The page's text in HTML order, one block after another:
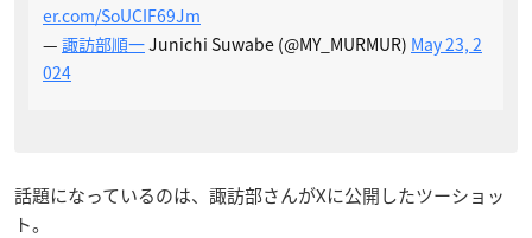
er.com/SoUCIF69Jm
— 諏訪部順一Junichi Suwabe (@MY_MURMUR) May 23, 2
024
話題になっているのは、諏訪部さんがXに公開したツーショッ
ト。